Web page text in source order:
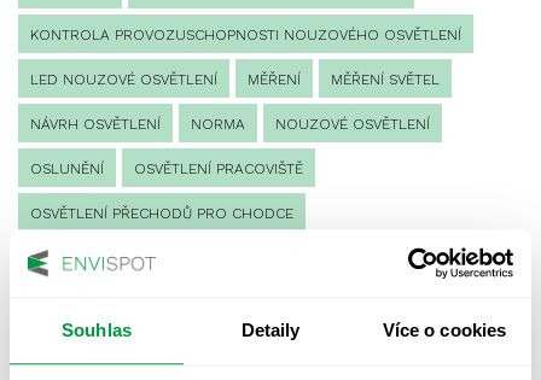
Souhlas Detaily Více o cookies
KONTROLA PROVOZUSCHOPNOSTI NOUZOVÉHO OSVĚTLENÍ
LED NOUZOVÉ OSVĚTLENÍ MĚŘENÍ MĚŘENÍ SVĚTEL
NÁVRH OSVĚTLENÍ NORMA NOUZOVÉ OSVĚTLENÍ
OSLUNĚNÍ OSVĚTLENÍ PRACOVIŠTĚ
OSVĚTLENÍ PŘECHODŮ PRO CHODCE
OSVĚTLENÍ SPORTOVIŠŤ